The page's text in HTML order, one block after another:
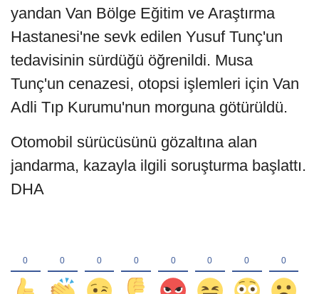
yandan Van Bölge Eğitim ve Araştırma
Hastanesi'ne sevk edilen Yusuf Tunç'un
tedavisinin sürdüğü öğrenildi. Musa
Tunç'un cenazesi, otopsi işlemleri için Van
Adli Tıp Kurumu'nun morguna götürüldü.
Otomobil sürücüsünü gözaltına alan
jandarma, kazayla ilgili soruşturma başlattı.
DHA